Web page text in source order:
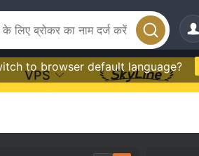
to browser default language?
VPS